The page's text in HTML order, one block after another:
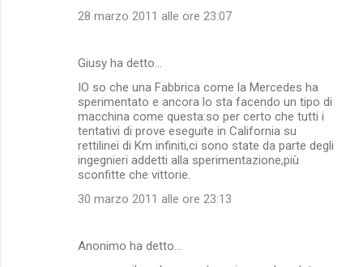
28 marzo 2011 alle ore 23:07
Giusy ha detto…
IO so che una Fabbrica come la Mercedes ha
sperimentato e ancora lo sta facendo un tipo di
macchina come questa:so per certo che tutti i
tentativi di prove eseguite in California su
rettilinei di Km infiniti,ci sono state da parte degli
ingegnieri addetti alla sperimentazione,più
sconfitte che vittorie.
30 marzo 2011 alle ore 23:13
Anonimo ha detto…